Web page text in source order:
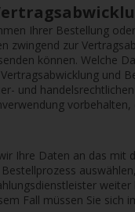
Ihrer Bestellung
zwingend zur
können. Welche
und
Ihre Daten an das
Fall müssen Sie